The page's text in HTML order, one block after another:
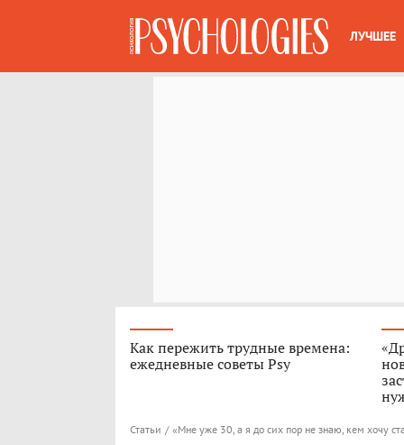
ЛУЧШЕЕ
Как пережить трудные времена:
ежедневные советы Psy
Статьи / «Мне уже 30, а я до сих пор не знаю, кем хочу